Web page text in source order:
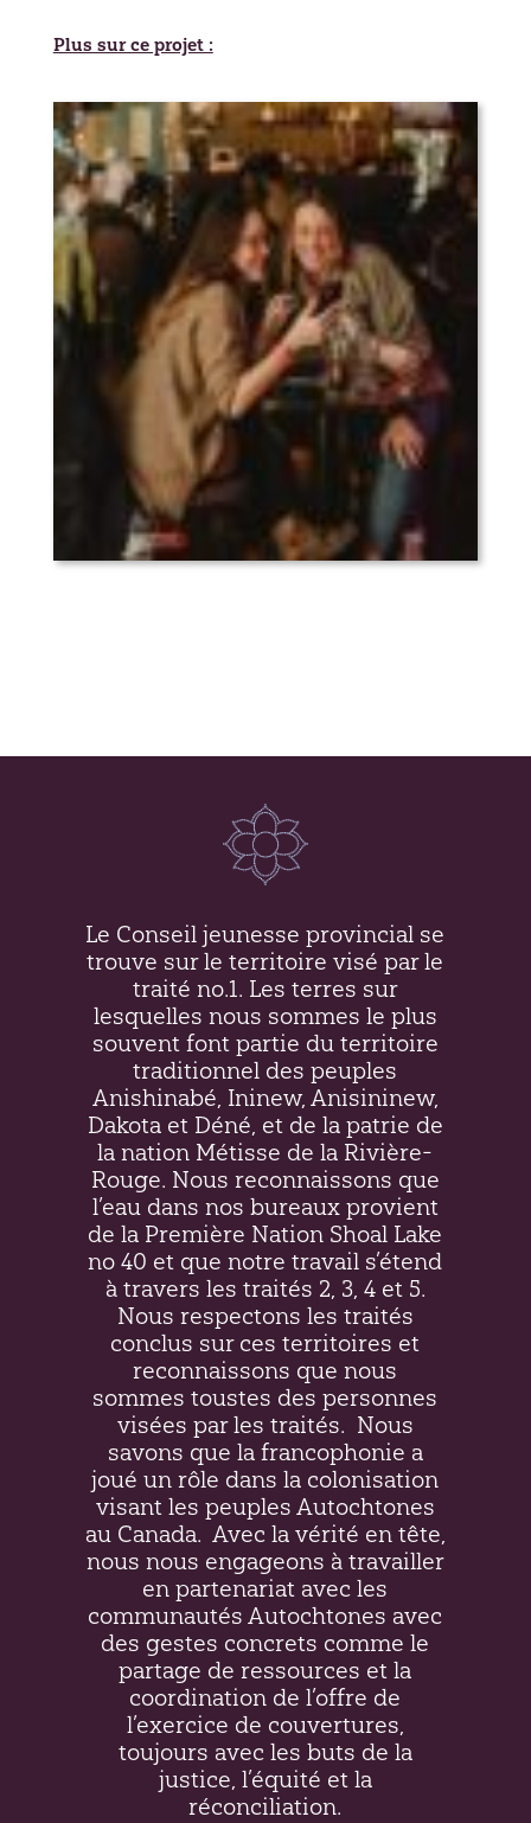
Plus sur ce projet :
Le Conseil jeunesse provincial se
trouve sur le territoire visé par le
traité no.1. Les terres sur
lesquelles nous sommes le plus
souvent font partie du territoire
traditionnel des peuples
Anishinabé, Ininew, Anisininew,
Dakota et Déné, et de la patrie de
la nation Métisse de la Rivière-
Rouge. Nous reconnaissons que
l’eau dans nos bureaux provient
de la Première Nation Shoal Lake
no 40 et que notre travail s’étend
à travers les traités 2, 3, 4 et 5.
Nous respectons les traités
conclus sur ces territoires et
reconnaissons que nous
sommes toustes des personnes
visées par les traités. Nous
savons que la francophonie a
joué un rôle dans la colonisation
visant les peuples Autochtones
au Canada. Avec la vérité en tête,
nous nous engageons à travailler
en partenariat avec les
communautés Autochtones avec
des gestes concrets comme le
partage de ressources et la
coordination de l’offre de
l’exercice de couvertures,
toujours avec les buts de la
justice, l’équité et la
réconciliation.